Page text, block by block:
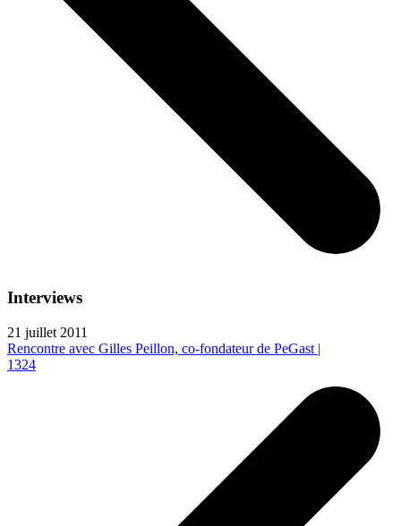
Interviews
21 juillet 2011
Rencontre avec Gilles Peillon, co-fondateur de PeGast |
1324